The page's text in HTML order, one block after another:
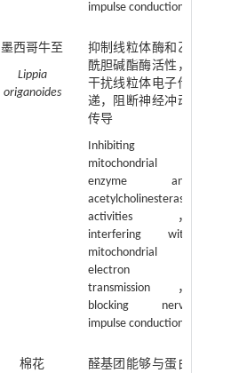
impulse conduction
墨西哥牛至
Lippia
origanoides
抑制线粒体酶和乙
酰胆碱酯酶活性，
干扰线粒体电子传
递，阻断神经冲动
传导
Inhibiting
mitochondrial
enzyme and
acetylcholinesterase
activities，
interfering with
mitochondrial
electron
transmission，
blocking nerve
impulse conduction
棉花
醛基团能够与蛋白